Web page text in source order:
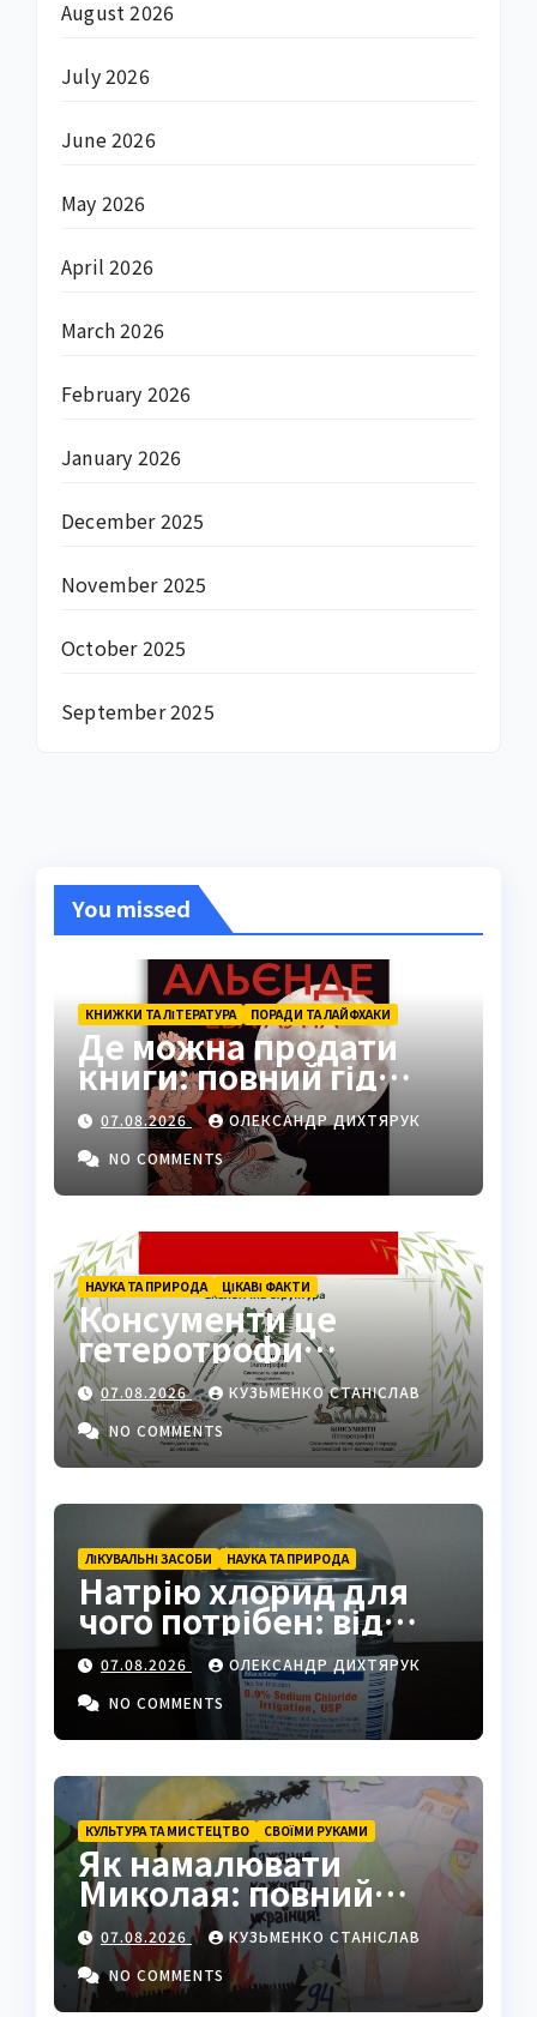
August 2026
July 2026
June 2026
May 2026
April 2026
March 2026
February 2026
January 2026
December 2025
November 2025
October 2025
September 2025
You missed
КНИЖКИ ТА ЛІТЕРАТУРА ПОРАДИ ТА ЛАЙФХАКИ
Де можна продати
книги: повний гід
платформами 2026
07.08.2026
ОЛЕКСАНДР ДИХТЯРУК
NO COMMENTS
НАУКА ТА ПРИРОДА ЦІКАВІ ФАКТИ
Консументи це
гетеротрофи
екосистеми
07.08.2026
КУЗЬМЕНКО СТАНІСЛАВ
NO COMMENTS
ЛІКУВАЛЬНІ ЗАСОБИ НАУКА ТА ПРИРОДА
Натрію хлорид для
чого потрібен: від
фізрозчину до
промисловості
07.08.2026
ОЛЕКСАНДР ДИХТЯРУК
NO COMMENTS
КУЛЬТУРА ТА МИСТЕЦТВО СВОЇМИ РУКАМИ
Як намалювати
Миколая: повний
покроковий гайд з
секретами майстрів
07.08.2026
КУЗЬМЕНКО СТАНІСЛАВ
NO COMMENTS